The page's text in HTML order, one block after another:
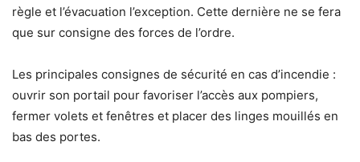
règle et l’évacuation l’exception. Cette dernière ne se fera
que sur consigne des forces de l’ordre.
Les principales consignes de sécurité en cas d’incendie :
ouvrir son portail pour favoriser l’accès aux pompiers,
fermer volets et fenêtres et placer des linges mouillés en
bas des portes.